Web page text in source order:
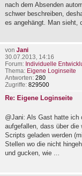
nach dem Absenden
schwer beschreiben,
es angehängt. Man sieht,
von Jani
30.07.2013, 14:16
Forum: Individuelle
Thema: Eigene Loginseite
Antworten: 280
Zugriffe: 829500
Re: Eigene Loginseite
@Jani: Als Gast hatte
aufgefallen, dass über
Scripts geladen werden
Stellen wo die nicht
und gucken, wie ...